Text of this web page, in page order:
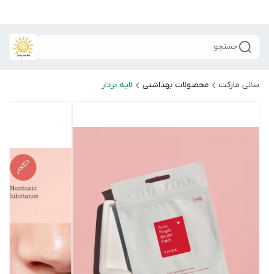
جستجو
سانی مارکت محصولات بهداشتی لایه بردار